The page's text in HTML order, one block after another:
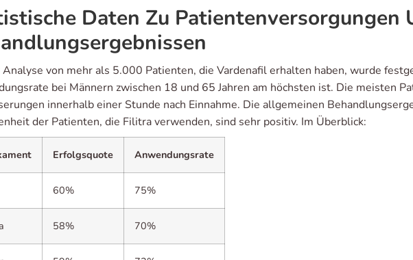
Daten Zu Patientenversorgungen
Analyse von mehr als 5.000 Patienten, die Vardenafil erhalten haben, wurde
bei Männern zwischen 18 und 65 Jahren am höchsten ist. Die meisten
innerhalb einer Stunde nach Einnahme. Die allgemeinen
der Patienten, die Filitra verwenden, sind sehr positiv. Im Überblick:
Erfolgsquote Anwendungsrate
60% 75%
58% 70%